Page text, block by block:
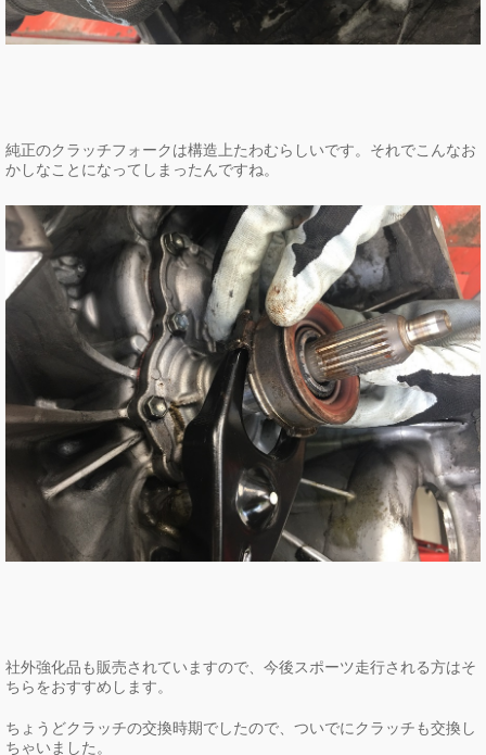
純正のクラッチフォークは構造上たわむらしいです。それでこんなお
かしなことになってしまったんですね。
社外強化品も販売されていますので、今後スポーツ走行される方はそ
ちらをおすすめします。
ちょうどクラッチの交換時期でしたので、ついでにクラッチも交換し
ちゃいました。